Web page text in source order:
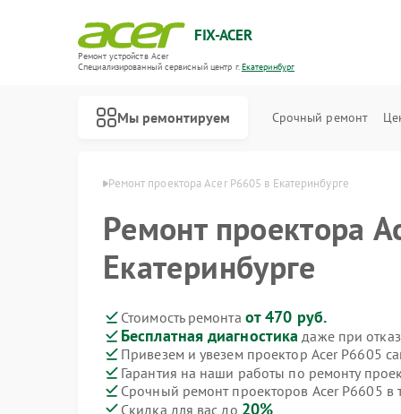
FIX-ACER
Ремонт устройств Acer
Специализированный cервисный центр г.Екатеринбург
Мы ремонтируем Срочный ремонт
Ремонт проектора Acer P6605 в Екатеринбурге
Ремонт проектора
Екатеринбурге
Стоимость ремонта от 470 руб.
Бесплатная диагностика даже при
Привезем и увезем проектор Acer P6605
Гарантия на наши работы по ремонту
Срочный ремонт проекторов Acer P6605 в
Скидка для вас до 20%